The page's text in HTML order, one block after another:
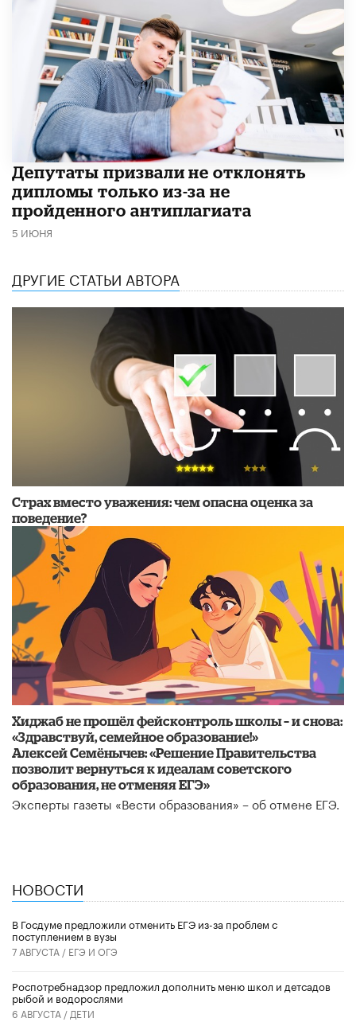
Депутаты призвали не отклонять
дипломы только из-за не
пройденного антиплагиата
5 ИЮНЯ
ДРУГИЕ СТАТЬИ АВТОРА
Страх вместо уважения: чем опасна оценка за
поведение?
Хиджаб не прошёл фейсконтроль школы – и снова:
«Здравствуй, семейное образование!»
Алексей Семёнычев: «Решение Правительства
позволит вернуться к идеалам советского
образования, не отменяя ЕГЭ»
Эксперты газеты «Вести образования» – об отмене ЕГЭ.
НОВОСТИ
В Госдуме предложили отменить ЕГЭ из-за проблем с
поступлением в вузы
7 АВГУСТА / ЕГЭ И ОГЭ
Роспотребнадзор предложил дополнить меню школ и детсадов
рыбой и водорослями
6 АВГУСТА / ДЕТИ